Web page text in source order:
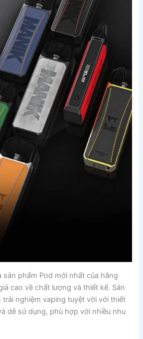
sản phẩm Pod mới nhất của hãng
cao về chất lượng và thiết kế. Sản
trải nghiệm vaping tuyệt vời với thiết
dễ sử dụng, phù hợp với nhiều nhu